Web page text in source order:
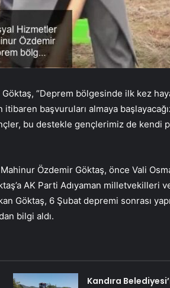
“Deprem bölgesinde ilk kez
başvuruları almaya
bu destekle gençlerimiz de kendi
Özdemir Göktaş, önce Vali
AK Parti Adıyaman milletvekilleri
Göktaş, 6 Şubat depremi sonrası
bilgi aldı.
Kandıra